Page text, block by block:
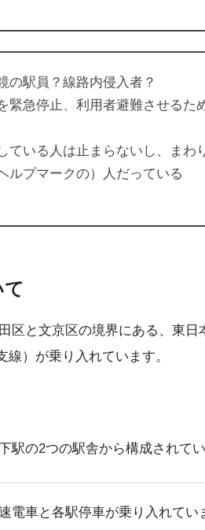
の駅員？線路内侵入者？
緊急停止、利用者避難させるた
ている人は止まらないし、まわ
ルプマークの）人だっている
区と文京区の境界にある、東日
）が乗り入れています。
駅の2つの駅舎から構成されてい
電車と各駅停車が乗り入れてい